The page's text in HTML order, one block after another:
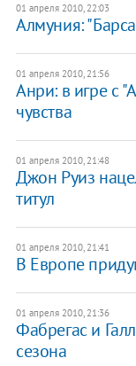
01 апреля 2010, 22:03
Алмуния:
01 апреля 2010, 21:56
Анри: в игре с
чувства
01 апреля 2010, 21:48
Джон Руиз
титул
01 апреля 2010, 21:41
В Европе
01 апреля 2010, 21:36
Фабрегас и
сезона